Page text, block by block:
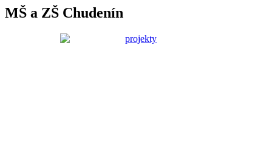
MŠ a ZŠ Chudenín